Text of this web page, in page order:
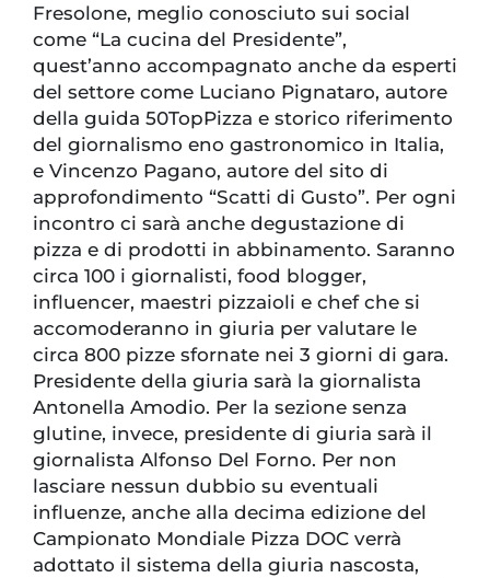
Fresolone, meglio conosciuto sui social
come “La cucina del Presidente”,
quest’anno accompagnato anche da esperti
del settore come Luciano Pignataro, autore
della guida 50TopPizza e storico riferimento
del giornalismo eno gastronomico in Italia,
e Vincenzo Pagano, autore del sito di
approfondimento “Scatti di Gusto”. Per ogni
incontro ci sarà anche degustazione di
pizza e di prodotti in abbinamento. Saranno
circa 100 i giornalisti, food blogger,
influencer, maestri pizzaioli e chef che si
accomoderanno in giuria per valutare le
circa 800 pizze sfornate nei 3 giorni di gara.
Presidente della giuria sarà la giornalista
Antonella Amodio. Per la sezione senza
glutine, invece, presidente di giuria sarà il
giornalista Alfonso Del Forno. Per non
lasciare nessun dubbio su eventuali
influenze, anche alla decima edizione del
Campionato Mondiale Pizza DOC verrà
adottato il sistema della giuria nascosta,